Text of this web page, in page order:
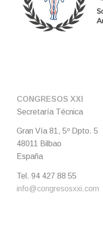
CONGRESOS XXI
Secretaría Técnica
Gran Vía 81, 5º Dpto. 5
48011 Bilbao
España
Tel. 94 427 88 55
info@congresosxxi.com